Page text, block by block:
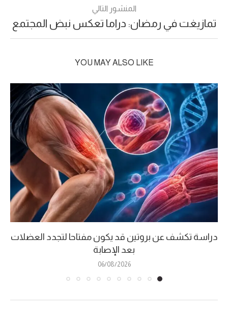
المنشور التالي
تمازيغت في رمضان: دراما تعكس نبض المجتمع
YOU MAY ALSO LIKE
دراسة تكشف عن بروتين قد يكون مفتاحا لتجدد العضلات
بعد الإصابة
06/08/2026